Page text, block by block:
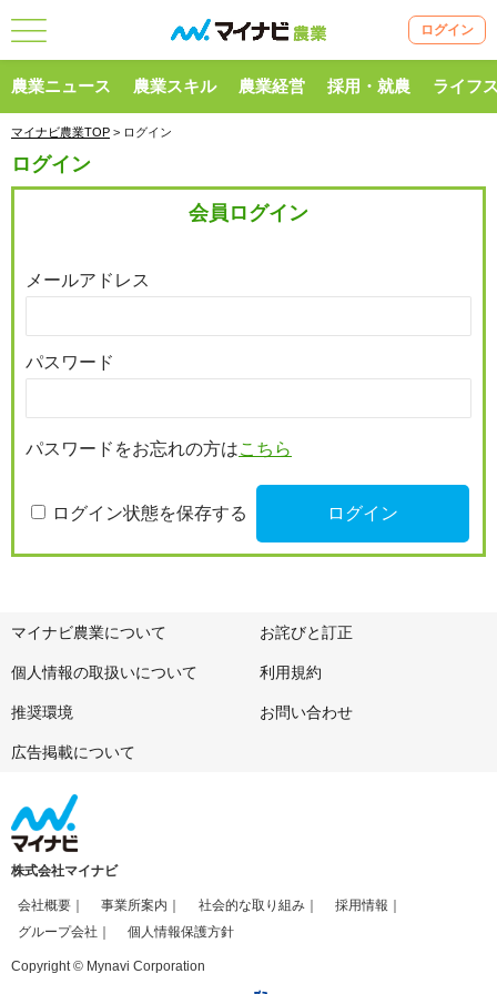
ログイン
農業ニュース 農業スキル 農業経営 採用・就農 ライフ
マイナビ農業TOP > ログイン
ログイン
会員ログイン
メールアドレス
パスワード
パスワードをお忘れの方はこちら
ログイン状態を保存する
マイナビ農業について お詫びと訂正
個人情報の取扱いについて 利用規約
推奨環境 お問い合わせ
広告掲載について
株式会社マイナビ
会社概要 事業所案内 社会的な取り組み
採用情報
グループ会社
個人情報保護方針
Copyright © Mynavi Corporation